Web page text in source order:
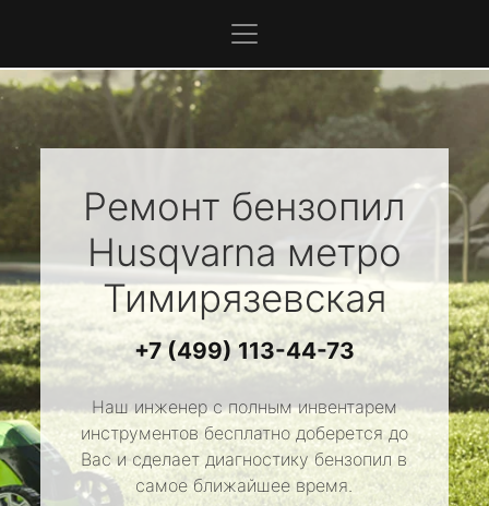
Ремонт бензопил
Husqvarna метро
Тимирязевская
+7 (499) 113-44-73
Наш инженер с полным инвентарем
инструментов бесплатно доберется до
Вас и сделает диагностику бензопил в
самое ближайшее время.